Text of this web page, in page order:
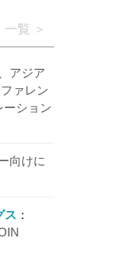
一覧
アジア
ァレン
ーション
向けに
ス